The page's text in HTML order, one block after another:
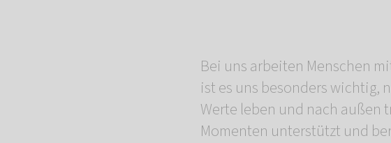
Bei uns arbeiten Menschen
ist es uns besonders wichtig,
Werte leben und nach außen
Momenten unterstützt und